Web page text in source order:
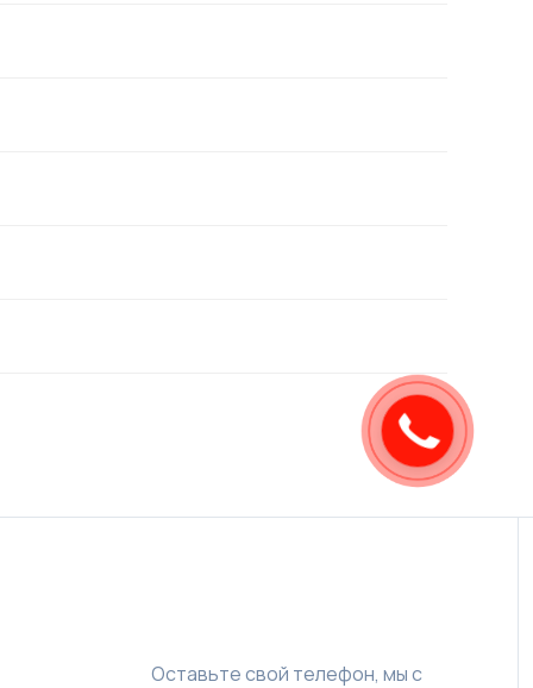
Оставьте свой телефон, мы с
Закажите
звонок